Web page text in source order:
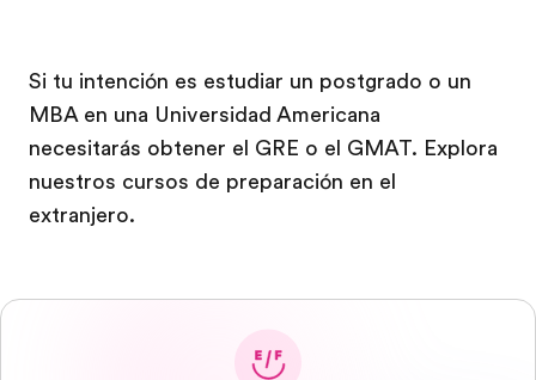
Si tu intención es estudiar un postgrado o un
MBA en una Universidad Americana
necesitarás obtener el GRE o el GMAT. Explora
nuestros cursos de preparación en el
extranjero.